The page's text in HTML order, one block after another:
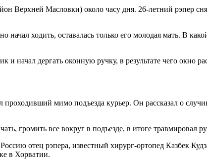
Верхней Масловки) около часу дня. 26-летний рэпер
начал ходить, оставалась только его молодая мать. В
и начал дергать оконную ручку, в результате чего окно
мимо подъезда курьер. Он рассказал о
громить все вокруг в подъезде, в итоге
отец рэпера, известный хирург-ортопед Казбек
в Хорватии.